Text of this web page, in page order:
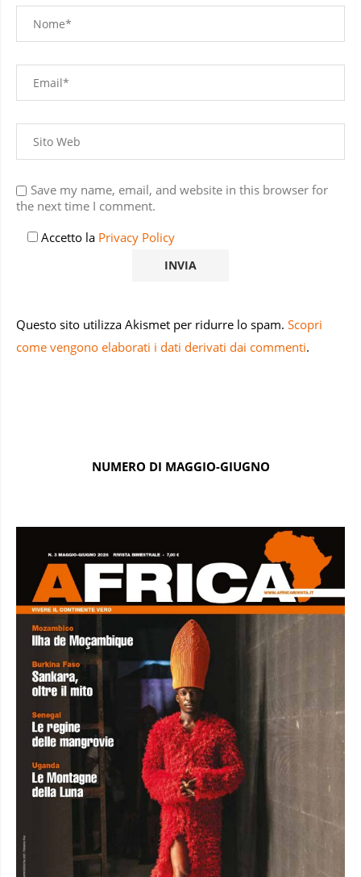
Save my name, email, and website in this browser for
the next time I comment.
Accetto la Privacy Policy
Questo sito utilizza Akismet per ridurre lo spam. Scopri
come vengono elaborati i dati derivati dai commenti.
NUMERO DI MAGGIO-GIUGNO